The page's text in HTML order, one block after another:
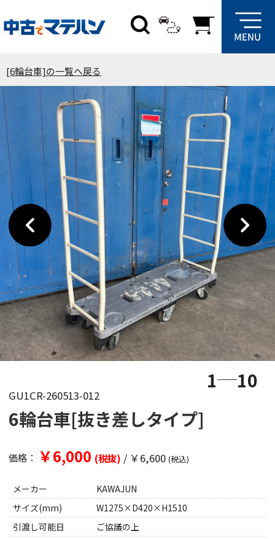
[6輪台車]の一覧へ戻る
1 10
GU1CR-260513-012
6輪台車[抜き差しタイプ]
価格： ￥6,000 (税抜) / ￥6,600 (税込)
メーカー
KAWAJUN
サイズ(mm)
W1275×D420×H1510
引渡し可能日
ご協議の上